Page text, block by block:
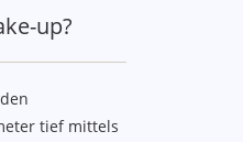
up?
tief mittels